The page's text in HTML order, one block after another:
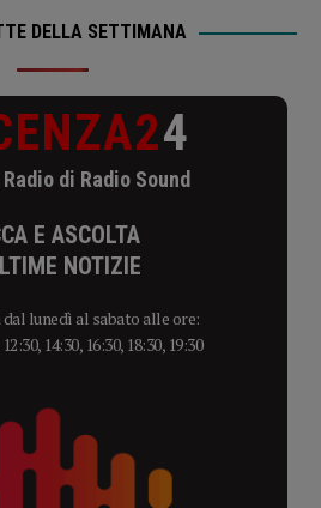
DELLA SETTIMANA
4
di Radio Sound
E ASCOLTA
NOTIZIE
lunedì al sabato alle ore:
14:30, 16:30, 18:30, 19:30